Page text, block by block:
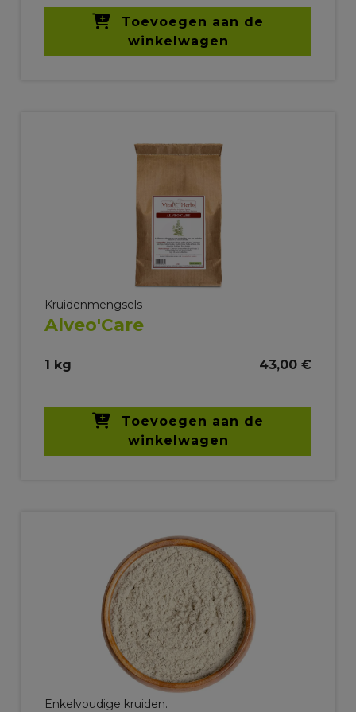
Toevoegen aan de
winkelwagen
Kruidenmengsels
Alveo'Care
1 kg 43,00 €
Toevoegen aan de
winkelwagen
Enkelvoudige kruiden.